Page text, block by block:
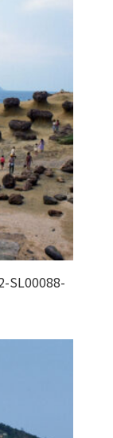
SL00088-